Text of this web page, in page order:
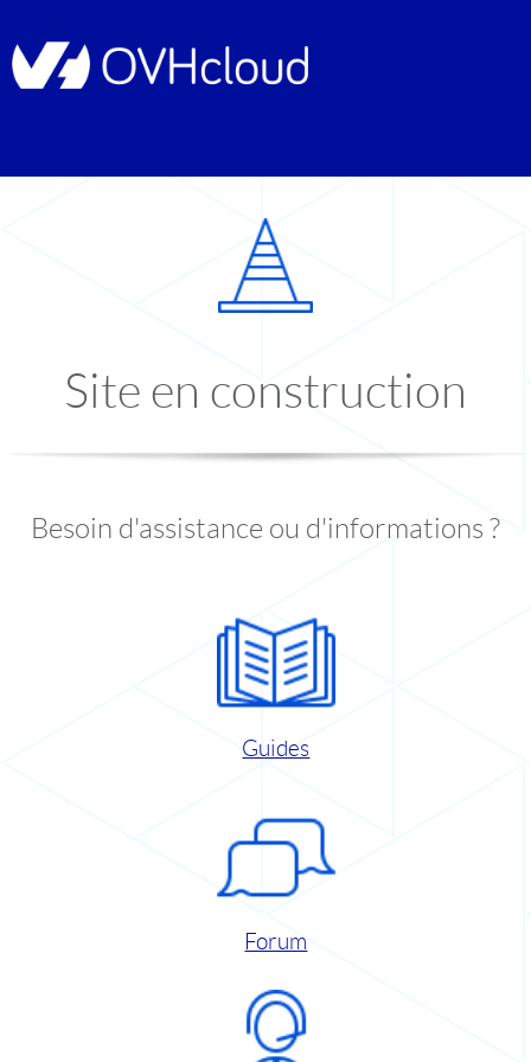
Site en construction
Besoin d'assistance ou d'informations ?
Guides
Forum